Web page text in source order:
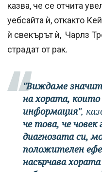
казва, че се отчита
уебсайта ѝ, откакто
ѝ свекърът ѝ, Чарлз
страдат от рак.
"Виждаме
на хората,
информация",
че това, че
диагнозата си,
положителен
насърчава